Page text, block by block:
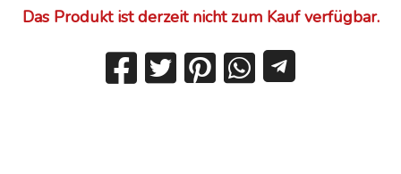
Das Produkt ist derzeit nicht zum Kauf verfügbar.